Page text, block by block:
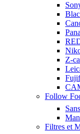
Z-
Follow
Filtres et